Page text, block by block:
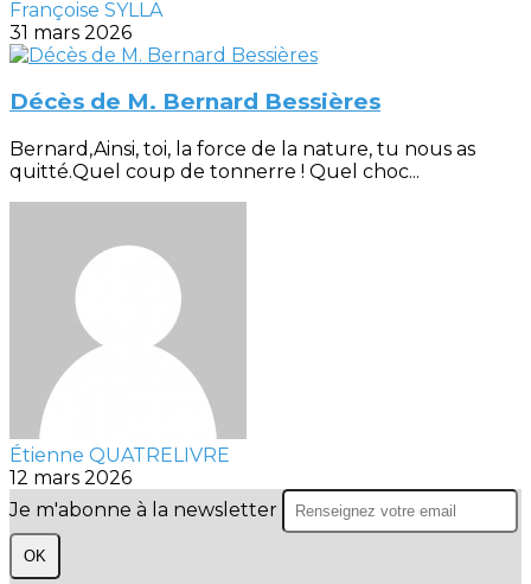
Françoise SYLLA
31 mars 2026
Décès de M. Bernard Bessières
Bernard,Ainsi, toi, la force de la nature, tu nous as
quitté.Quel coup de tonnerre ! Quel choc...
Étienne QUATRELIVRE
12 mars 2026
Je m'abonne à la newsletter
OK